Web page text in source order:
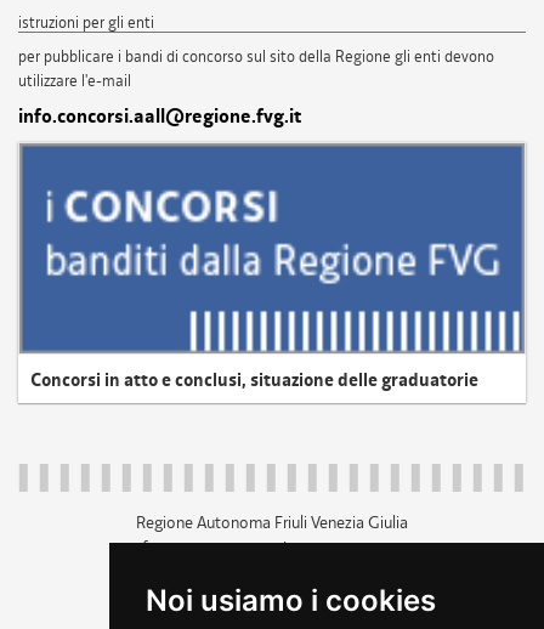
Noi usiamo i cookies
istruzioni per gli enti
per pubblicare i bandi di concorso sul sito della Regione gli enti devono
utilizzare l'e-mail
info.concorsi.aall@regione.fvg.it
Concorsi in atto e conclusi, situazione delle graduatorie
Regione Autonoma Friuli Venezia Giulia
c.f. 80014930327; p.iva 00526040324
+39 040 3771111